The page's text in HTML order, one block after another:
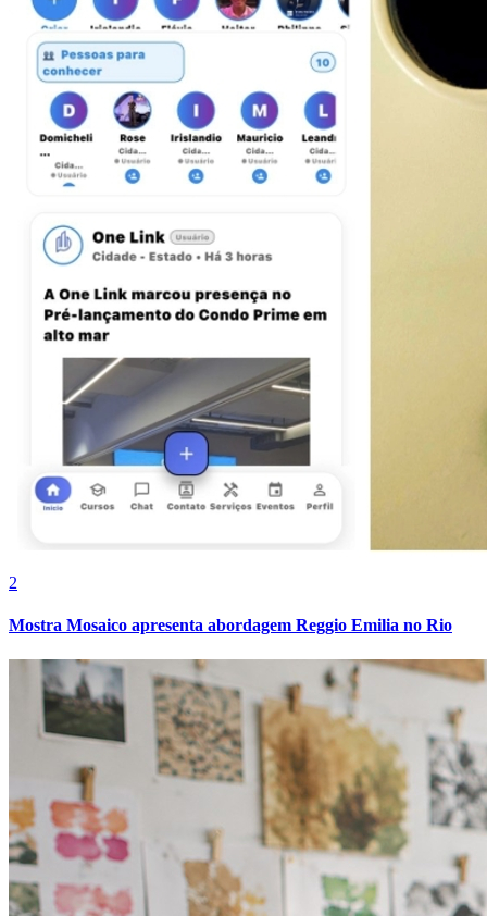
Bahia
Fortaleza
2
Mostra Mosaico apresenta abordagem Reggio Emilia no Rio